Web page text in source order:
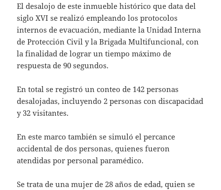
El desalojo de este inmueble histórico que data del
siglo XVI se realizó empleando los protocolos
internos de evacuación, mediante la Unidad Interna
de Protección Civil y la Brigada Multifuncional, con
la finalidad de lograr un tiempo máximo de
respuesta de 90 segundos.
En total se registró un conteo de 142 personas
desalojadas, incluyendo 2 personas con discapacidad
y 32 visitantes.
En este marco también se simuló el percance
accidental de dos personas, quienes fueron
atendidas por personal paramédico.
Se trata de una mujer de 28 años de edad, quien se